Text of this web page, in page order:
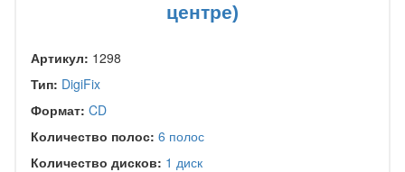
центре)
Артикул: 1298
Тип: DigiFix
Формат: CD
Количество полос: 6 полос
Количество дисков: 1 диск